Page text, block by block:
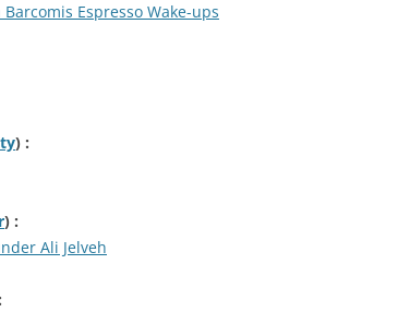
Espresso Wake-ups
) :
) :
Ali Jelveh